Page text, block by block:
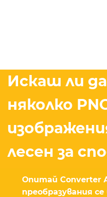
Искаш ли
няколко
лесен за
Опитай Converter
преобразувания